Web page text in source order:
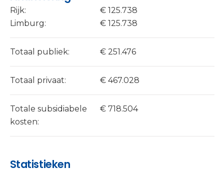
Rijk:
€ 125.738
Limburg:
€ 125.738
Totaal publiek: € 251.476
Totaal privaat: € 467.028
Totale subsidiabele
kosten:
€ 718.504
Statistieken